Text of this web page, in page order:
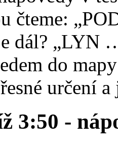
čteme:
dál? „LYN
do
určení a
3:50 -